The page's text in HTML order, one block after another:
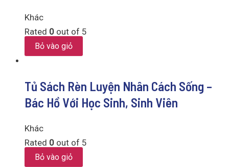
Khác
Rated 0 out of 5
Bỏ vào giỏ
Tủ Sách Rèn Luyện Nhân Cách Sống –
Bác Hồ Với Học Sinh, Sinh Viên
Khác
Rated 0 out of 5
Bỏ vào giỏ